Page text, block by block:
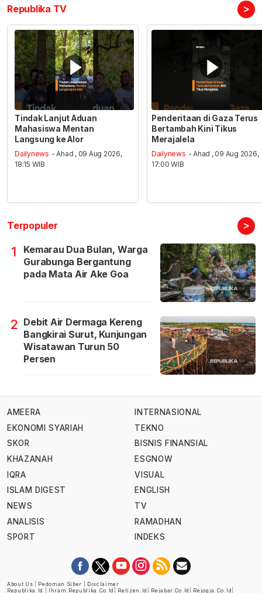
Republika TV >
Tindak Lanjut Aduan
Mahasiswa Mentan
Langsung ke Alor
Dailynews - Ahad , 09 Aug 2026,
18:15 WIB
Penderitaan di Gaza Terus
Bertambah Kini Tikus
Merajalela
Dailynews - Ahad , 09 Aug 2026,
17:00 WIB
Terpopuler >
1
Kemarau Dua Bulan, Warga
Gurabunga Bergantung
pada Mata Air Ake Goa
2 Debit Air Dermaga Kereng
Bangkirai Surut, Kunjungan
Wisatawan Turun 50
Persen
AMEERA
EKONOMI SYARIAH
SKOR
KHAZANAH
IQRA
ISLAM DIGEST
NEWS
ANALISIS
SPORT
INTERNASIONAL
TEKNO
BISNIS FINANSIAL
ESGNOW
VISUAL
ENGLISH
TV
RAMADHAN
INDEKS
About Us Pedoman Siber
Disclaimer
Republika.id
Ihram.republika.co.id Retizen.id Rejabar.co.id Rejogja.co.id